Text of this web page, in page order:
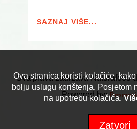
Ova stranica koristi kolačiće,
bolju uslugu korištenja. Posjetom
na upotrebu kolačića.
Zatvori
SAZNAJ VIŠE...
Sva prava zadržava Naturafood
Powered by: